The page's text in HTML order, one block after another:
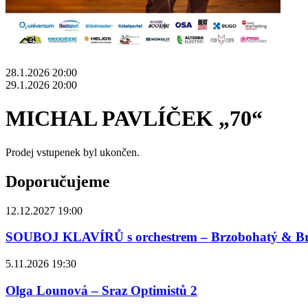
28.1.2026 20:00
29.1.2026 20:00
MICHAL PAVLÍČEK „70“
Prodej vstupenek byl ukončen.
Doporučujeme
12.12.2027 19:00
SOUBOJ KLAVÍRŮ s orchestrem – Brzobohatý &
5.11.2026 19:30
Olga Lounová – Sraz Optimistů 2